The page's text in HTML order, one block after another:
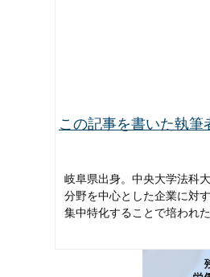
この記事を書いた執
岐阜県出身。中央大学法科
分野を中心とした企業に対
集中特化することで培われ